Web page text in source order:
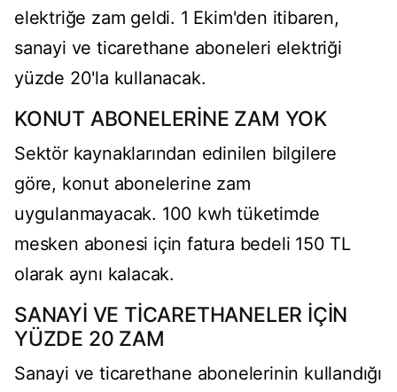
elektriğe zam geldi. 1 Ekim'den itibaren,
sanayi ve ticarethane aboneleri elektriği
yüzde 20'la kullanacak.
KONUT ABONELERİNE ZAM YOK
Sektör kaynaklarından edinilen bilgilere
göre, konut abonelerine zam
uygulanmayacak. 100 kwh tüketimde
mesken abonesi için fatura bedeli 150 TL
olarak aynı kalacak.
SANAYİ VE TİCARETHANELER İÇİN
YÜZDE 20 ZAM
Sanayi ve ticarethane abonelerinin kullandığı